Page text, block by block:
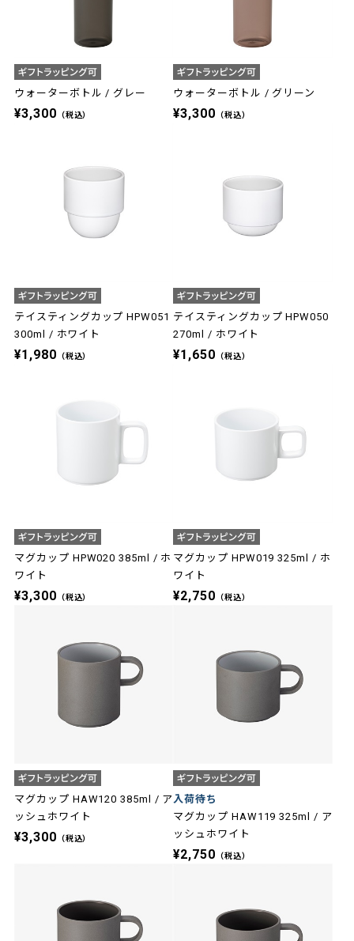
ウォーターボトル / グレー
¥3,300 （税込）
ウォーターボトル / グリーン
¥3,300 （税込）
テイスティングカップ HPW051
300ml / ホワイト
¥1,980 （税込）
テイスティングカップ HPW050
270ml / ホワイト
¥1,650 （税込）
マグカップ HPW020 385ml / ホ
ワイト
¥3,300 （税込）
マグカップ HPW019 325ml / ホ
ワイト
¥2,750 （税込）
マグカップ HAW120 385ml / ア
ッシュホワイト
¥3,300 （税込）
入荷待ち
マグカップ HAW119 325ml / ア
ッシュホワイト
¥2,750 （税込）